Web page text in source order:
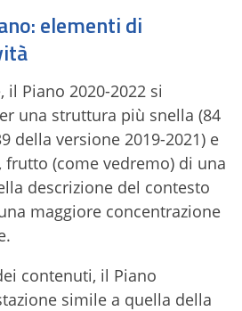
elementi di
il Piano 2020-2022 si
una struttura più snella (84
della versione 2019-2021) e
(come vedremo) di una
descrizione del contesto
maggiore concentrazione
contenuti, il Piano
simile a quella della